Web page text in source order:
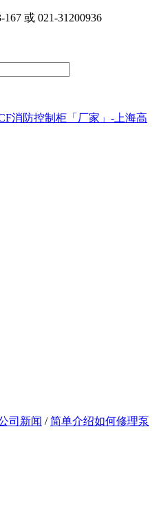
或 021-31200936
司新闻 /简单介绍如何修理泵